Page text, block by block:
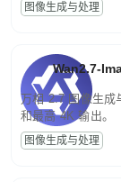
图像生成与处理
Wan2.7-
万相 2.7 图像生成
和最高 4K 输出。
图像生成与处理